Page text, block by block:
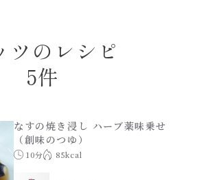
ん派）
派）
以下）
分以下）
ゼ明太子
ゼジェノベーゼ
ツのレシピ
5件
なすの焼き浸し ハーブ薬味乗せ
（創味のつゆ）
10分 85kcal